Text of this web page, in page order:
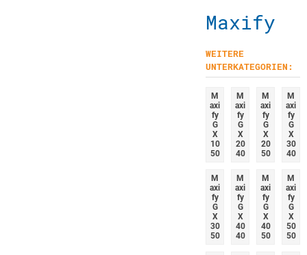
Maxify
WEITERE
UNTERKATEGORIEN:
M
axi
fy
G
X
10
50
M
axi
fy
G
X
20
40
M
axi
fy
G
X
20
50
M
axi
fy
G
X
30
40
M
axi
fy
G
X
30
50
M
axi
fy
G
X
40
40
M
axi
fy
G
X
40
50
M
axi
fy
G
X
50
50